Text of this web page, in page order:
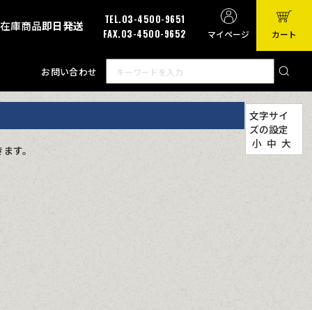
庫商品即日発送
TEL.03-4500-9651
FAX.03-4500-9652
マイページ カート
お問い合わせ
す。
文字サイ
ズの設定
小 中 大